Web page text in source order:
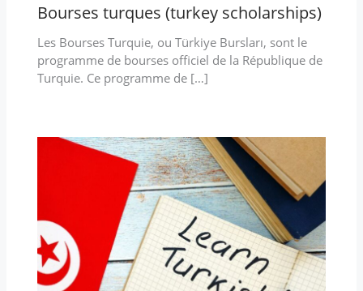
Bourses turques (turkey scholarships)
Les Bourses Turquie, ou Türkiye Bursları, sont le
programme de bourses officiel de la République de
Turquie. Ce programme de […]